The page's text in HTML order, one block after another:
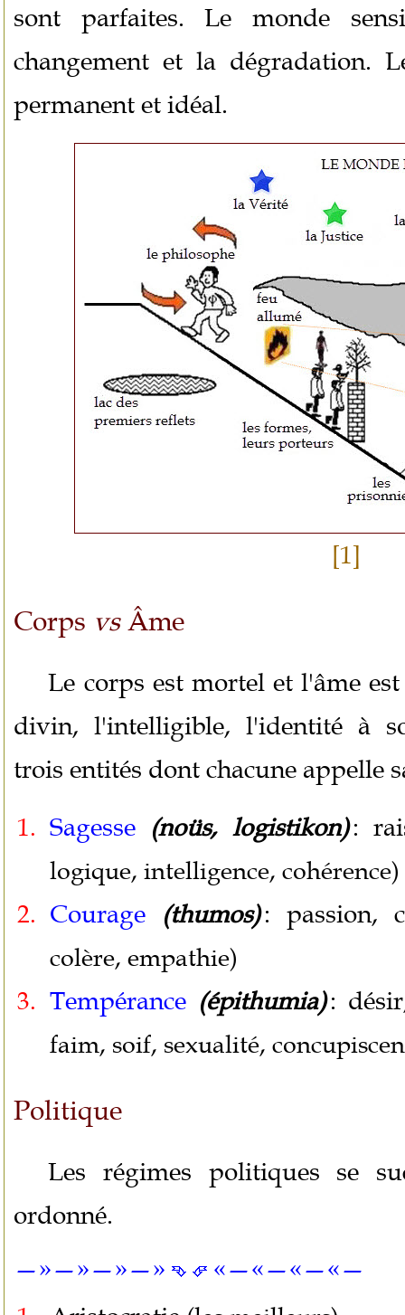
sont parfaites. Le monde
changement et la dégradation.
permanent et idéal.
[1]
Corps vsÂme
Le corps est mortel et l'âme
divin, l'intelligible, l'identité à
trois entités dont chacune appelle
Sagesse (noüs, logistikon):
logique, intelligence, cohérence)
Courage (thumos): passion,
colère, empathie)
Tempérance (épithumia):
faim, soif, sexualité,
Politique
Les régimes politiques se
ordonné.
—»—»—»—»
«—«—«—«—